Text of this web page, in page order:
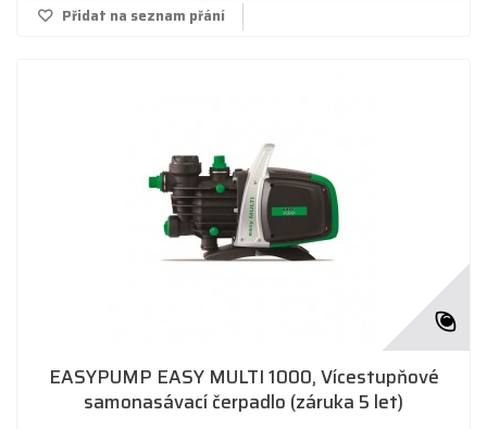
Přidat na seznam přání
EASYPUMP EASY MULTI 1000, Vícestupňové
samonasávací čerpadlo (záruka 5 let)